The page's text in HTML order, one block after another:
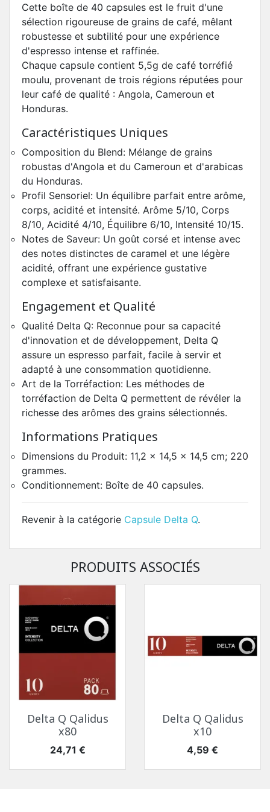
Cette boîte de 40 capsules est le fruit d'une
sélection rigoureuse de grains de café, mêlant
robustesse et subtilité pour une expérience
d'espresso intense et raffinée.
Chaque capsule contient 5,5g de café torréfié
moulu, provenant de trois régions réputées pour
leur café de qualité : Angola, Cameroun et
Honduras.
Caractéristiques Uniques
Composition du Blend: Mélange de grains
robustas d'Angola et du Cameroun et d'arabicas
du Honduras.
Profil Sensoriel: Un équilibre parfait entre arôme,
corps, acidité et intensité. Arôme 5/10, Corps
8/10, Acidité 4/10, Équilibre 6/10, Intensité 10/15.
Notes de Saveur: Un goût corsé et intense avec
des notes distinctes de caramel et une légère
acidité, offrant une expérience gustative
complexe et satisfaisante.
Engagement et Qualité
Qualité Delta Q: Reconnue pour sa capacité
d'innovation et de développement, Delta Q
assure un espresso parfait, facile à servir et
adapté à une consommation quotidienne.
Art de la Torréfaction: Les méthodes de
torréfaction de Delta Q permettent de révéler la
richesse des arômes des grains sélectionnés.
Informations Pratiques
Dimensions du Produit: 11,2 x 14,5 x 14,5 cm; 220
grammes.
Conditionnement: Boîte de 40 capsules.
Revenir à la catégorie Capsule Delta Q.
PRODUITS ASSOCIÉS
Delta Q Qalidus
x80
Prix
24,71 €
Delta Q Qalidus
x10
Prix
4,59 €